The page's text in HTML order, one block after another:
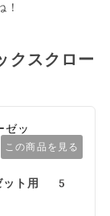
スクロー
この商品を見る
ット用 5